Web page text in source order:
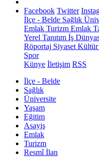
Facebook Twitter
İlçe - Belde Sağlık
Emlak Turizm Emlak
Yerel Tanıtım İş
Röportaj Siyaset Kültür
Spor
Künye İletişim RSS
İlçe - Belde
Sağlık
Üniversite
Yaşam
Eğitim
Asayiş
Emlak
Turizm
Resmî İlan